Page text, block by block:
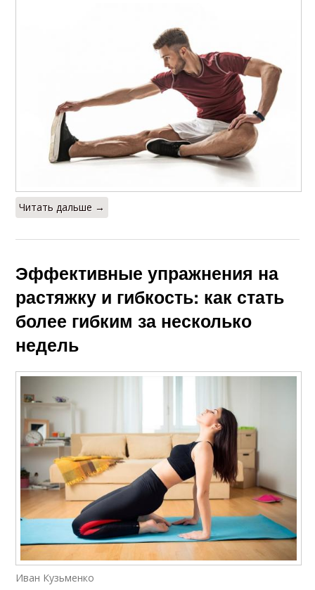
Читать дальше →
Эффективные упражнения на
растяжку и гибкость: как стать
более гибким за несколько
недель
Иван Кузьменко